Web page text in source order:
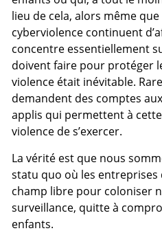
lieu de cela, alors même
cyberviolence continuent
concentre essentiellement
doivent faire pour protéger
violence était inévitable.
demandent des comptes
applis qui permettent à
violence de s’exercer.
La vérité est que nous
statu quo où les
champ libre pour coloniser
surveillance, quitte à
enfants.